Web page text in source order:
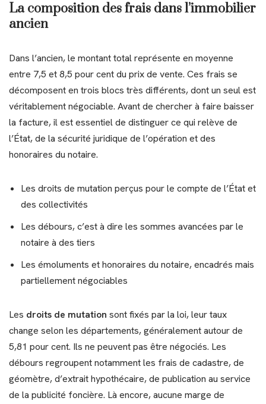
La composition des frais dans l’immobilier
ancien
Dans l’ancien, le montant total représente en moyenne
entre 7,5 et 8,5 pour cent du prix de vente. Ces frais se
décomposent en trois blocs très différents, dont un seul est
véritablement négociable. Avant de chercher à faire baisser
la facture, il est essentiel de distinguer ce qui relève de
l’État, de la sécurité juridique de l’opération et des
honoraires du notaire.
Les droits de mutation perçus pour le compte de l’État et
des collectivités
Les débours, c’est à dire les sommes avancées par le
notaire à des tiers
Les émoluments et honoraires du notaire, encadrés mais
partiellement négociables
Les droits de mutation sont fixés par la loi, leur taux
change selon les départements, généralement autour de
5,81 pour cent. Ils ne peuvent pas être négociés. Les
débours regroupent notamment les frais de cadastre, de
géomètre, d’extrait hypothécaire, de publication au service
de la publicité foncière. Là encore, aucune marge de